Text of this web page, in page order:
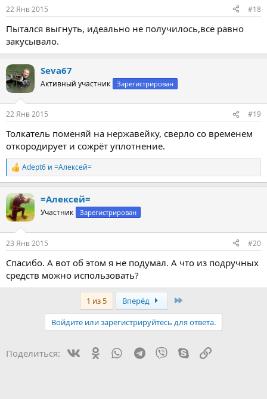
22 Янв 2015 #18
Пытался выгнуть, идеально не получилось,все равно
закусывало.
Seva67
Активный участник Зарегистрирован
22 Янв 2015 #19
Толкатель поменяй на нержавейку, сверло со временем
откородирует и сожрёт уплотнение.
Р
е
к
ц
и
Adept6 и =Алексей=
=Алексей=
Участник Зарегистрирован
23 Янв 2015 #20
Спасибо. А вот об этом я не подумал. А что из подручных
средств можно использовать?
1 из 5 Вперёд
Войдите или зарегистрируйтесь для ответа.
Поделиться: Ok WhatsAppTelegram
Viber SkypeСсылка